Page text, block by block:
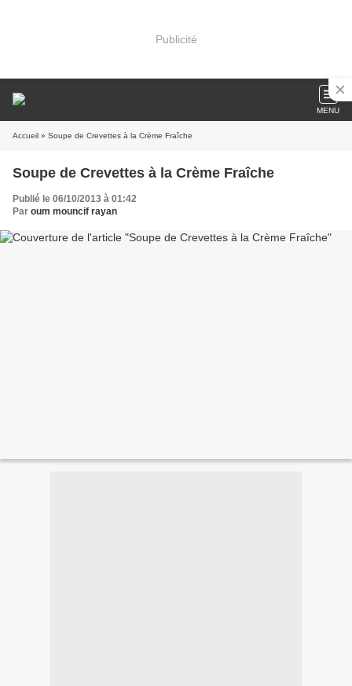
Publicité
MENU
Accueil » Soupe de Crevettes à la Crème Fraîche
Soupe de Crevettes à la Crème Fraîche
Publié le 06/10/2013 à 01:42
Par oum mouncif rayan